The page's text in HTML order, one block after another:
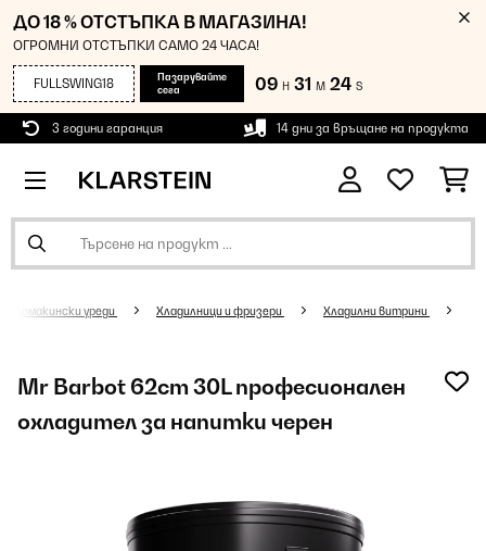
ДО 18 % ОТСТЪПКА В МАГАЗИНА!
ОГРОМНИ ОТСТЪПКИ САМО 24 ЧАСА!
FULLSWING18
Пазарувайте
сега
09 H 31 M 24 S
3 години гаранция 14 дни за връщане на продукта
Домакински уреди Хладилници и фризери Хладилни витрини
Mr Barbot 62cm 30L професионален
охладител за напитки черен